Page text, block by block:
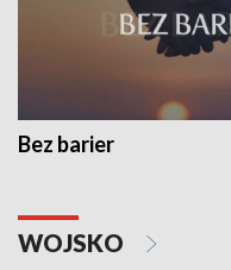
Bez barier
WOJSKO